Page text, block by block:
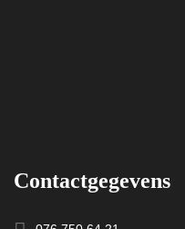
Contactgegevens